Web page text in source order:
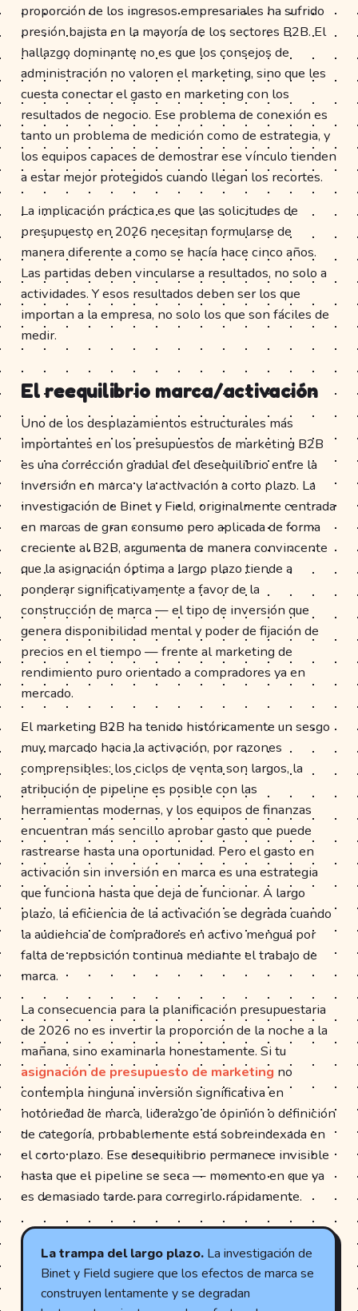
proporción de los ingresos empresariales ha sufrido
presión bajista en la mayoría de los sectores B2B. El
hallazgo dominante no es que los consejos de
administración no valoren el marketing, sino que les
cuesta conectar el gasto en marketing con los
resultados de negocio. Ese problema de conexión es
tanto un problema de medición como de estrategia, y
los equipos capaces de demostrar ese vínculo tienden
a estar mejor protegidos cuando llegan los recortes.
La implicación práctica es que las solicitudes de
presupuesto en 2026 necesitan formularse de
manera diferente a como se hacía hace cinco años.
Las partidas deben vincularse a resultados, no solo a
actividades. Y esos resultados deben ser los que
importan a la empresa, no solo los que son fáciles de
medir.
El reequilibrio marca/activación
Uno de los desplazamientos estructurales más
importantes en los presupuestos de marketing B2B
es una corrección gradual del desequilibrio entre la
inversión en marca y la activación a corto plazo. La
investigación de Binet y Field, originalmente centrada
en marcas de gran consumo pero aplicada de forma
creciente al B2B, argumenta de manera convincente
que la asignación óptima a largo plazo tiende a
ponderar significativamente a favor de la
construcción de marca — el tipo de inversión que
genera disponibilidad mental y poder de fijación de
precios en el tiempo — frente al marketing de
rendimiento puro orientado a compradores ya en
mercado.
El marketing B2B ha tenido históricamente un sesgo
muy marcado hacia la activación, por razones
comprensibles: los ciclos de venta son largos, la
atribución de pipeline es posible con las
herramientas modernas, y los equipos de finanzas
encuentran más sencillo aprobar gasto que puede
rastrearse hasta una oportunidad. Pero el gasto en
activación sin inversión en marca es una estrategia
que funciona hasta que deja de funcionar. A largo
plazo, la eficiencia de la activación se degrada cuando
la audiencia de compradores en activo mengua por
falta de reposición continua mediante el trabajo de
marca.
La consecuencia para la planificación presupuestaria
de 2026 no es invertir la proporción de la noche a la
mañana, sino examinarla honestamente. Si tu
asignación de presupuesto de marketing no
contempla ninguna inversión significativa en
notoriedad de marca, liderazgo de opinión o definición
de categoría, probablemente está sobreindexada en
el corto plazo. Ese desequilibrio permanece invisible
hasta que el pipeline se seca — momento en que ya
es demasiado tarde para corregirlo rápidamente.
La trampa del largo plazo.La investigación de
Binet y Field sugiere que los efectos de marca se
construyen lentamente y se degradan